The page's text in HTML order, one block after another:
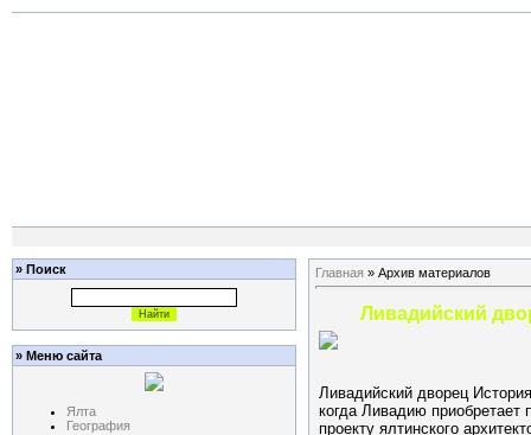
» Поиск
» Меню сайта
Ялта
География
Главная » Архив материалов
Ливадийский
Ливадийский дворец
когда Ливадию приобретает
проекту ялтинского